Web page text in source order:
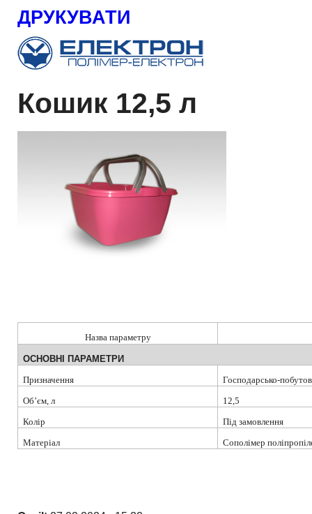
ДРУКУВАТИ
Кошик 12,5 л
Назва параметру
ОСНОВНІ ПАРАМЕТРИ
Призначення
Господарсько-
Об’єм, л
12,5
Колір
Під замовлення
Матеріал
Сополімер